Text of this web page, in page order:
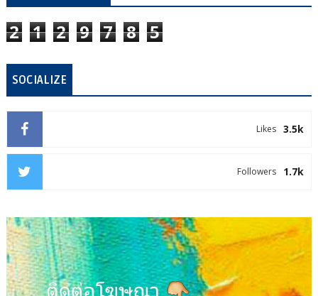
2 1 2 9 7 8 5
SOCIALIZE
3.5k
Likes
1.7k
Followers